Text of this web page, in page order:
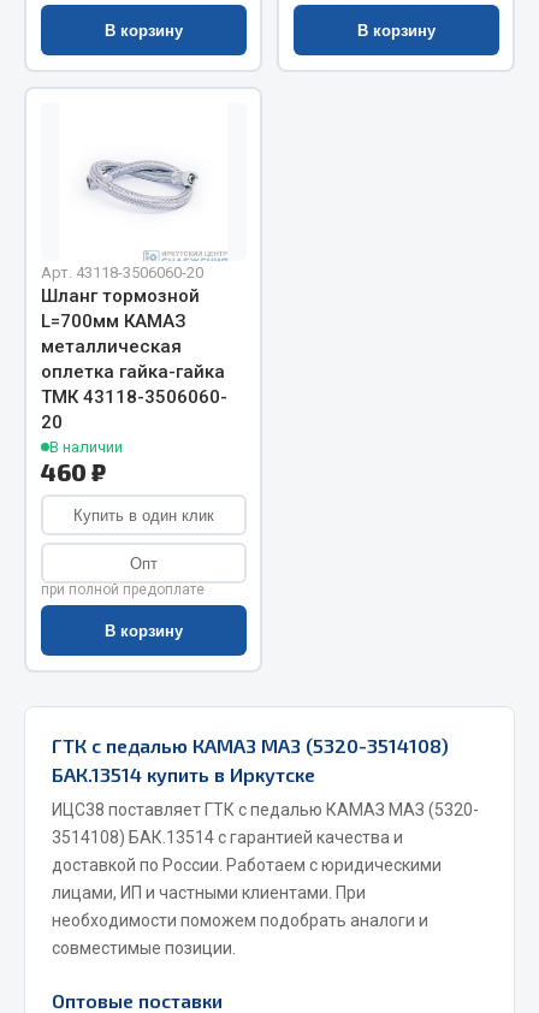
Запчасти КамАЗ
Система выпуска газа
Система охлаждения
Коробка передач
Коробка передач ZF
Показать ещё
Весь раздел
Запчасти МАЗ
Система питания
Тормозная система
Окно ветровое
Показать ещё
Весь раздел
Запчасти Урал
Мост задний
В корзину В корзину
Арт. 43118-3506060-20
Шланг тормозной
L=700мм КАМАЗ
металлическая
оплетка гайка-гайка
ТМК 43118-3506060-
20
В наличии
460 ₽
Купить в один клик
Опт
при полной предоплате
В корзину
ГТК с педалью КАМАЗ МАЗ (5320-3514108)
БАК.13514 купить в Иркутске
ИЦС38 поставляет ГТК с педалью КАМАЗ МАЗ (5320-
3514108) БАК.13514 с гарантией качества и
доставкой по России. Работаем с юридическими
лицами, ИП и частными клиентами. При
необходимости поможем подобрать аналоги и
совместимые позиции.
Оптовые поставки